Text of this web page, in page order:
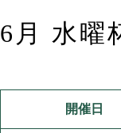
6月 水曜
開催日